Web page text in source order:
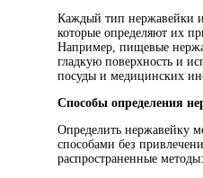
Каждый тип нержавейки
которые определяют их
Например, пищевые
гладкую поверхность и
посуды и медицинских
Способы определения
Определить нержавейку
способами без
распространенные методы: